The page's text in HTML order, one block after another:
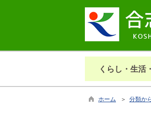
くらし・生活
ホーム ＞ 分類か